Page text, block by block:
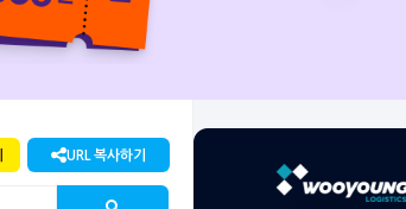
URL 복사하기